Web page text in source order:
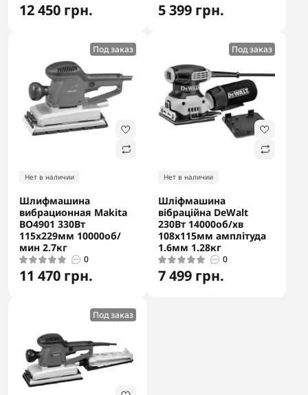
12 450 грн. 5 399 грн.
Под заказ
Нет в наличии
Шлифмашина
вибрационная Makita
BO4901 330Вт
115x229мм 10000об/
мин 2.7кг
0
11 470 грн.
Под заказ
Нет в наличии
Шліфмашина
вібраційна DeWalt
230Вт 14000об/хв
108х115мм амплітуда
1.6мм 1.28кг
0
7 499 грн.
Под заказ